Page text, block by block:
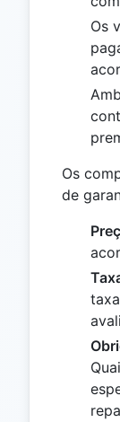
Os
Os
de